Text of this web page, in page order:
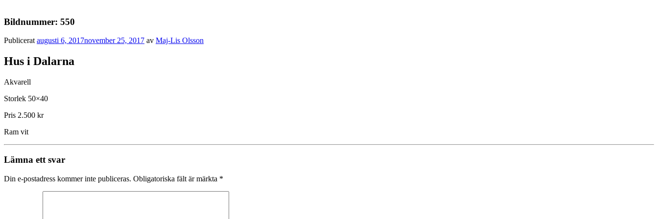
Bildnummer: 550
Publicerat augusti 6, 2017november 25, 2017 av Maj-Lis Olsson
Hus i Dalarna
Akvarell
Storlek 50×40
Pris 2.500 kr
Ram vit
Lämna ett svar
Din e-postadress kommer inte publiceras. Obligatoriska fält är märkta *